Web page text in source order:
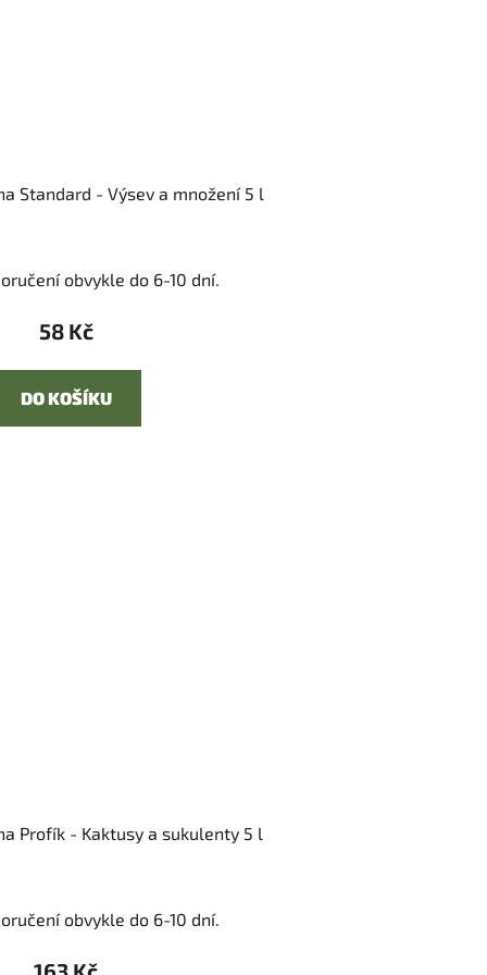
Standard - Výsev a množení 5 l
obvykle do 6-10 dní.
58 Kč
DO KOŠÍKU
Profík - Kaktusy a sukulenty 5 l
obvykle do 6-10 dní.